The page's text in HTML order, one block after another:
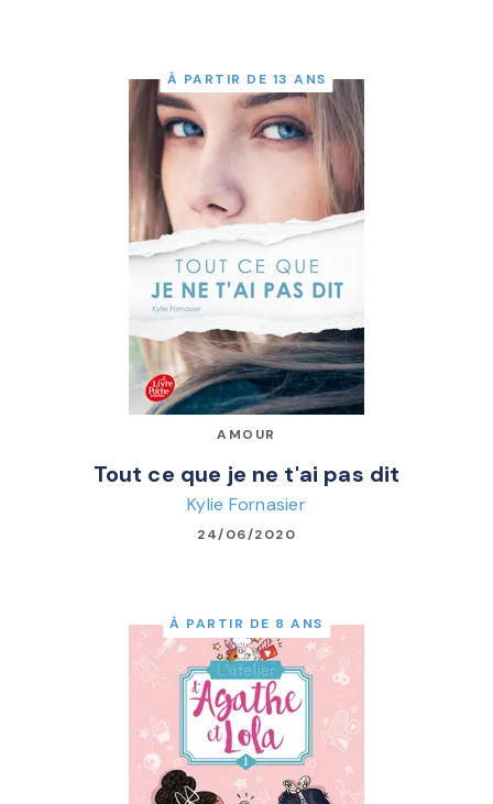
À PARTIR DE 13 ANS
AMOUR
Tout ce que je ne t'ai pas dit
Kylie Fornasier
24/06/2020
À PARTIR DE 8 ANS